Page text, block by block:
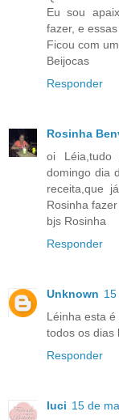
Eu sou
fazer, e
Ficou com
Beijocas
Responder
Rosinha
oi Léia,tudo
domingo dia
receita,que
Rosinha
bjs Rosinha
Responder
Unknown
Léinha esta
todos os dias
Responder
luci 15 de